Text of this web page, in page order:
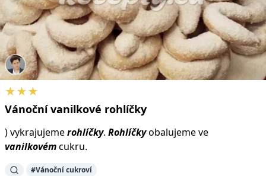
★★★
Vánoční vanilkové rohlíčky
) vykrajujemerohlíčky. Rohlíčkyobalujeme ve
vanilkovémcukru.
#Vánoční cukroví